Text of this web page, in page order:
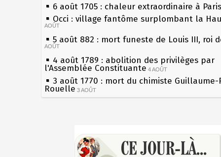
6 août 1705 : chaleur extraordinaire à Paris
Occi : village fantôme surplombant la
AOÛT
5 août 882 : mort funeste de Louis III, roi
AOÛT
4 août 1789 : abolition des privilèges par
l'Assemblée Constituante 4 AOÛT
3 août 1770 : mort du chimiste Guillaume-
Rouelle 3 AOÛT
Musée Jean de La Fontaine : réouverture
1er août 1589 : Henri III est poignardé à
par Jacques Clément, moine jacobin 1ER AOÛT
les siècles
27 mai 1610 : supplice de François
du roi Henri IV